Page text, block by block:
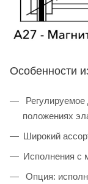
Особенности
положениях
Широкий
Исполнения с
Опция: